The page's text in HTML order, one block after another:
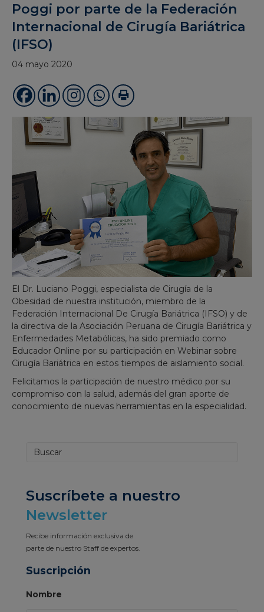
Poggi por parte de la Federación
Internacional de Cirugía Bariátrica
(IFSO)
04 mayo 2020
El Dr. Luciano Poggi, especialista de Cirugía de la
Obesidad de nuestra institución, miembro de la
Federación Internacional De Cirugía Bariátrica (IFSO) y de
la directiva de la Asociación Peruana de Cirugía Bariátrica y
Enfermedades Metabólicas, ha sido premiado como
Educador Online por su participación en Webinar sobre
Cirugía Bariátrica en estos tiempos de aislamiento social.
Felicitamos la participación de nuestro médico por su
compromiso con la salud, además del gran aporte de
conocimiento de nuevas herramientas en la especialidad.
Suscríbete a nuestro
Newsletter
Recibe información exclusiva de
parte de nuestro Staff de expertos.
Suscripción
Nombre